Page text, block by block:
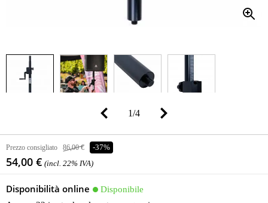
1/4
Prezzo consigliato 86,00 € -37%
54,00 € (incl. 22% IVA)
Disponibilità online
Disponibile